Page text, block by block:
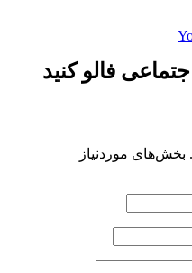
فالو کنید
بخش‌های موردنیاز